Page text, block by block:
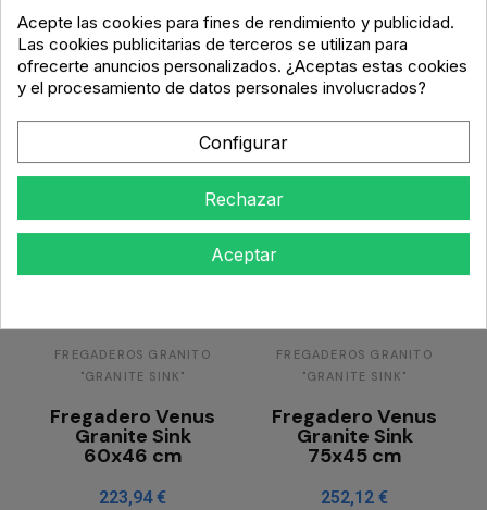
211,02 €
Personalizar
213,36 €
Personalizar
FREGADEROS GRANITO
"GRANITE SINK"
Fregadero Venus
Granite Sink
60x46 cm
223,94 €
FREGADEROS GRANITO
"GRANITE SINK"
Fregadero Venus
Granite Sink
75x45 cm
252,12 €
Acepte las cookies para fines de rendimiento y publicidad.
Las cookies publicitarias de terceros se utilizan para
ofrecerte anuncios personalizados. ¿Aceptas estas cookies
y el procesamiento de datos personales involucrados?
Configurar
Rechazar
Aceptar